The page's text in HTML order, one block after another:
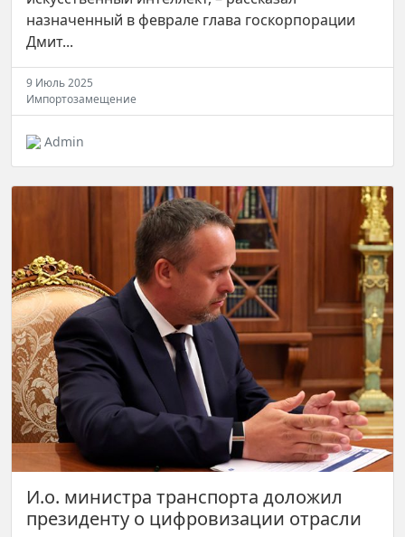
назначенный в феврале глава госкорпорации
Дмит...
9 Июль 2025
Импортозамещение
Admin
И.о. министра транспорта доложил
президенту о цифровизации отрасли